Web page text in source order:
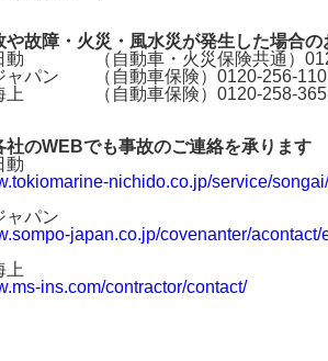
故障・火災・風水災が発生した場合の
動 （自動車・火災保険共通）
ャパン （自動車保険）0120-256-110
上 （自動車保険）0120-258-
のWEBでも事故のご連絡を承ります
日動
nichido.co.jp/service/
パン
japan.co.jp/covenanter/acontact/
上
ins.com/contractor/contact/